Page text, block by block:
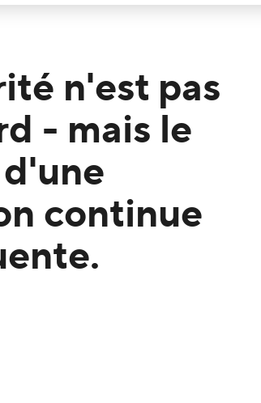
n'est pas
- mais le
continue